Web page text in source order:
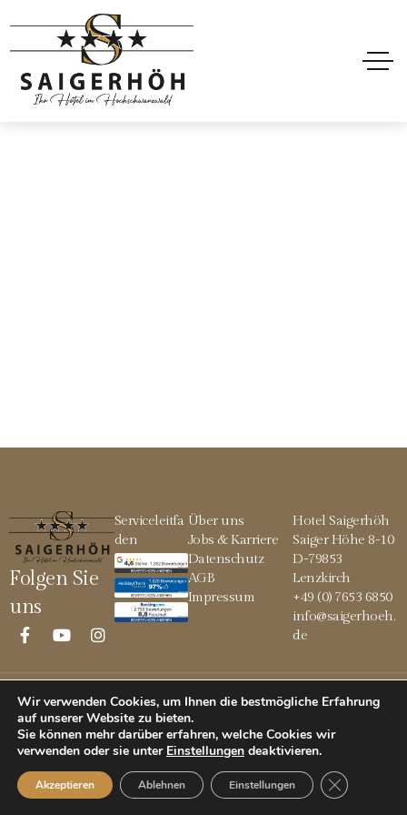
Folgen Sie
uns
Serviceleitfa
den
Über uns
Jobs & Karriere
Datenschutz
AGB
Impressum
Hotel Saigerhöh
Saiger Höhe 8-10
D-79853
Lenzkirch
+49 (0) 7653 6850
info@saigerhoeh.
de
© 2026 Saigerhöh
Wir verwenden Cookies, um Ihnen die bestmögliche Erfahrung
auf unserer Website zu bieten.
Sie können mehr darüber erfahren, welche Cookies wir
verwenden oder sie unter Einstellungen deaktivieren.
Akzeptieren Ablehnen Einstellungen GDPR